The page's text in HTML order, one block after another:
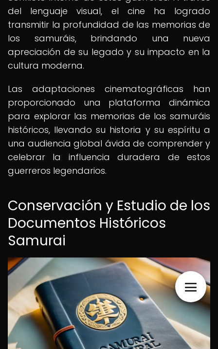
del lenguaje visual, el cine ha logrado
transmitir la profundidad de las memorias de
los samuráis, brindando una nueva
apreciación de su legado y su impacto en la
cultura moderna.
Las adaptaciones cinematográficas han
proporcionado una plataforma dinámica
para explorar las memorias de los samuráis
históricos, llevando su historia y su espíritu a
una audiencia global ávida de comprender y
celebrar la influencia duradera de estos
guerreros legendarios.
Conservación y Estudio de los
Documentos Históricos
Samurai